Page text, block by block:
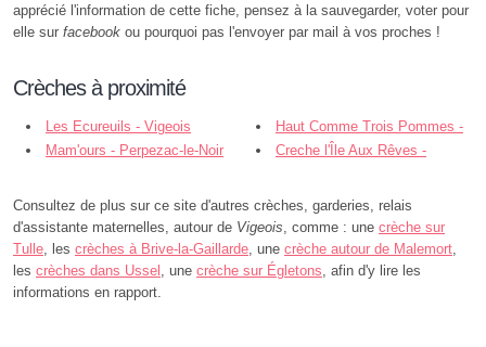
apprécié l'information de cette fiche, pensez à la sauvegarder, voter pour
elle sur facebook ou pourquoi pas l'envoyer par mail à vos proches !
Crèches à proximité
Les Ecureuils - Vigeois
Haut Comme Trois Pommes -
Espartignac
Mam'ours - Perpezac-le-Noir
Creche l'Île Aux Rêves -
Consultez de plus sur ce site d'autres crèches, garderies, relais
d'assistante maternelles, autour de Vigeois , comme : une crèche sur
Tulle , les crèches à Brive-la-Gaillarde , une crèche autour de Malemort
les crèches dans Ussel , une crèche sur Égletons , afin d'y lire les
informations en rapport.